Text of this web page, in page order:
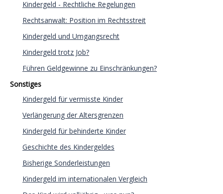
Kindergeld - Rechtliche Regelungen
Rechtsanwalt: Position im Rechtsstreit
Kindergeld und Umgangsrecht
Kindergeld trotz Job?
Führen Geldgewinne zu Einschränkungen?
Sonstiges
Kindergeld für vermisste Kinder
Verlängerung der Altersgrenzen
Kindergeld für behinderte Kinder
Geschichte des Kindergeldes
Bisherige Sonderleistungen
Kindergeld im internationalen Vergleich